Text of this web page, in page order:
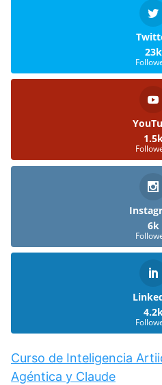
23k
6k
Curso de Inteligencia
Agéntica y Claude